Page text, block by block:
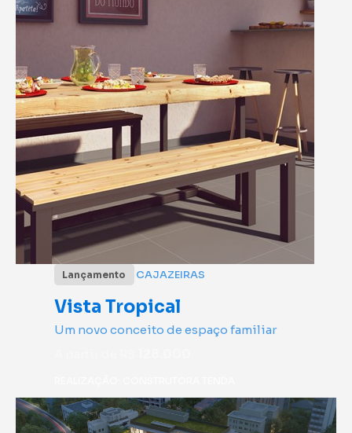
Lançamento CAJAZEIRAS
Vista Tropical
Um novo conceito de espaço familiar